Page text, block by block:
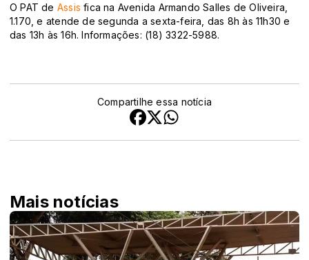
O PAT de Assis fica na Avenida Armando Salles de Oliveira,
1.170, e atende de segunda a sexta-feira, das 8h às 11h30 e
das 13h às 16h. Informações: (18) 3322-5988.
Compartilhe essa notícia
Mais notícias